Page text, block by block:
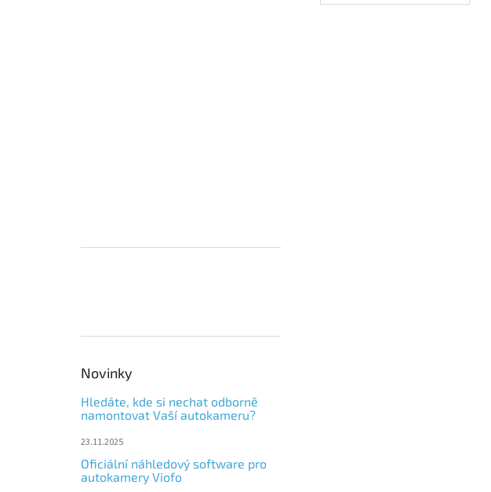
Novinky
Hledáte, kde si nechat odborně
namontovat Vaší autokameru?
23.11.2025
Oficiální náhledový software pro
autokamery Viofo